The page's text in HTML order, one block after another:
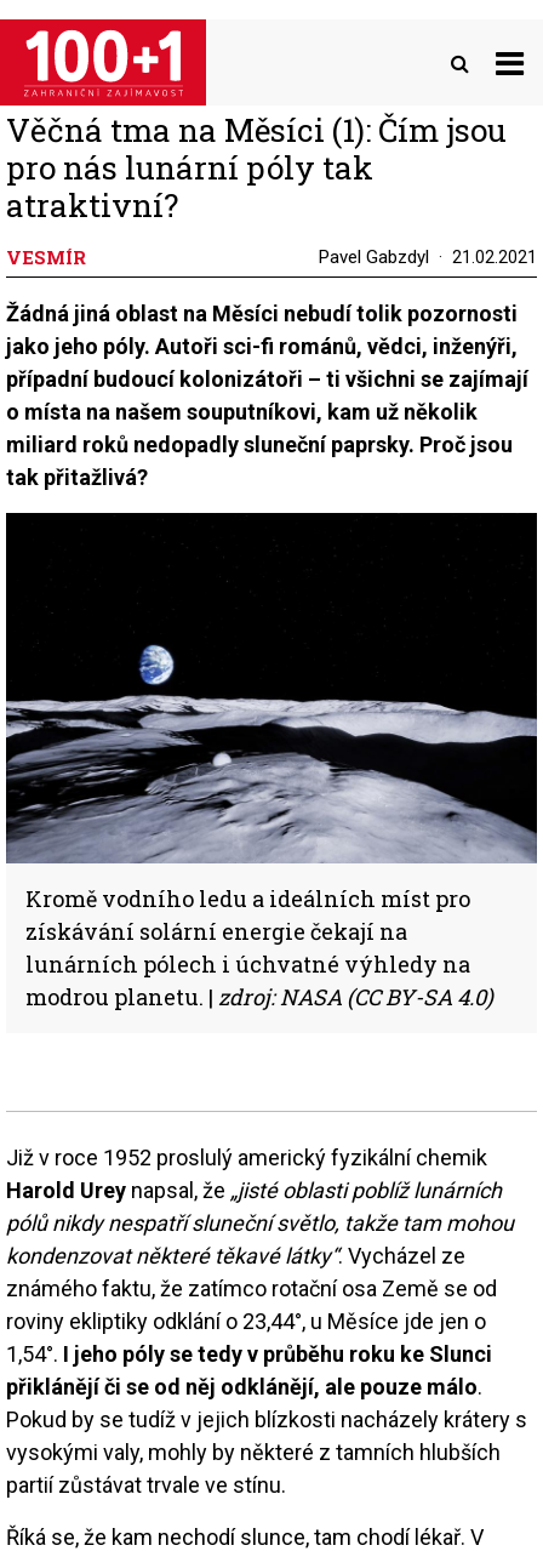
Přejít
hlavnímu
obsahu
Věčná tma na Měsíci (1): Čím jsou
pro nás lunární póly tak
atraktivní?
VESMÍR Pavel Gabzdyl 21.02.2021
Žádná jiná oblast na Měsíci nebudí tolik pozornosti
jako jeho póly. Autoři sci-fi románů, vědci, inženýři,
případní budoucí kolonizátoři – ti všichni se zajímají
o místa na našem souputníkovi, kam už několik
miliard roků nedopadly sluneční paprsky. Proč jsou
tak přitažlivá?
Kromě vodního ledu a ideálních míst pro
získávání solární energie čekají na
lunárních pólech i úchvatné výhledy na
modrou planetu. | zdroj: NASA (CC BY-SA 4.0)
Již v roce 1952 proslulý americký fyzikální chemik
Harold Urey napsal, že „jisté oblasti poblíž lunárních
pólů nikdy nespatří sluneční světlo, takže tam mohou
kondenzovat některé těkavé látky“. Vycházel ze
známého faktu, že zatímco rotační osa Země se od
roviny ekliptiky odklání o 23,44°, u Měsíce jde jen o
1,54°. I jeho póly se tedy v průběhu roku ke Slunci
přiklánějí či se od něj odklánějí, ale pouze málo.
Pokud by se tudíž v jejich blízkosti nacházely krátery s
vysokými valy, mohly by některé z tamních hlubších
partií zůstávat trvale ve stínu.
Říká se, že kam nechodí slunce, tam chodí lékař. V